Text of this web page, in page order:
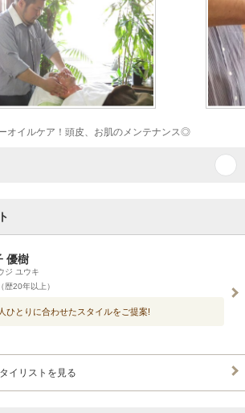
オイルケア！頭皮、お肌のメンテナンス◎
優樹
ジ ユウキ
（歴20年以上）
ひとりに合わせたスタイルをご提案!
イリストを見る